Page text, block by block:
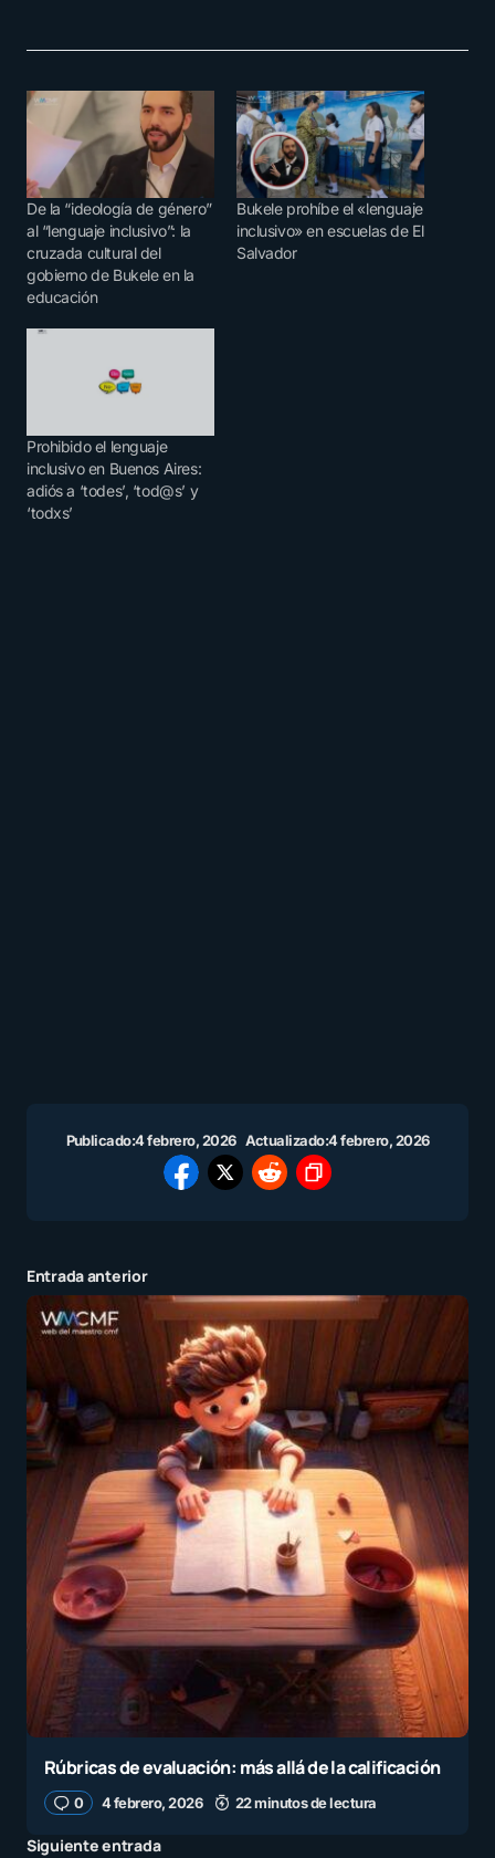
De la “ideología de género”
al “lenguaje inclusivo”: la
cruzada cultural del
gobierno de Bukele en la
educación
Bukele prohíbe el «lenguaje
inclusivo» en escuelas de El
Salvador
Prohibido el lenguaje
inclusivo en Buenos Aires:
adiós a ‘todes’, ‘tod@s’ y
‘todxs’
Publicado:4 febrero, 2026 Actualizado:4 febrero, 2026
Entrada anterior
Rúbricas de evaluación: más allá de la calificación
0 4 febrero, 2026 22 minutos de lectura
Siguiente entrada